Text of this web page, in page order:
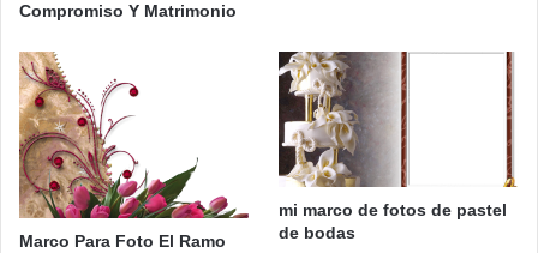
Compromiso Y Matrimonio
Marco Para Foto El Ramo
mi marco de fotos de pastel
de bodas